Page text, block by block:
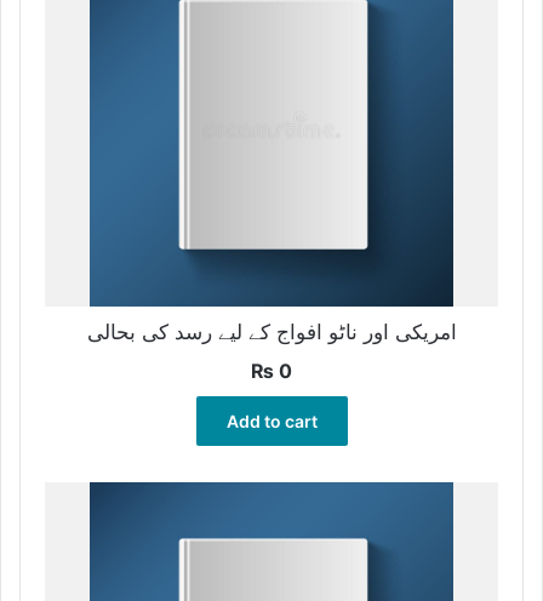
امریکی اور ناٹو افواج کے لیے رسد کی بحالی
₨ 0
Add to cart